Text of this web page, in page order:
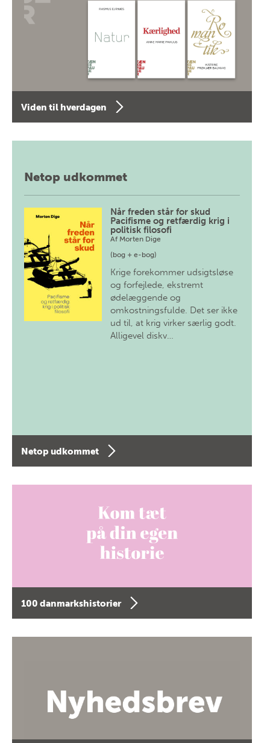
Viden til hverdagen
Netop udkommet
Når freden står for skud
Pacifisme og retfærdig krig i
politisk filosofi
Af Morten Dige
(bog + e-bog)
Krige forekommer udsigtsløse
og forfejlede, ekstremt
ødelæggende og
omkostningsfulde. Det ser ikke
ud til, at krig virker særlig godt.
Alligevel diskv…
Netop udkommet
100 danmarkshistorier